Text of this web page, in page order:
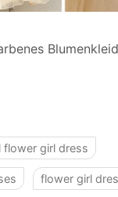
flower girl dress
flower girl